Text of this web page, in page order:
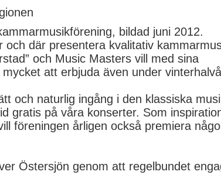
bildad juni 2012.
där presentera kvalitativ
och Music Masters vill med sina
att erbjuda även under
och naturlig ingång i den klassiska
gratis på våra konserter. Som
föreningen årligen också premiera
Östersjön genom att regelbundet